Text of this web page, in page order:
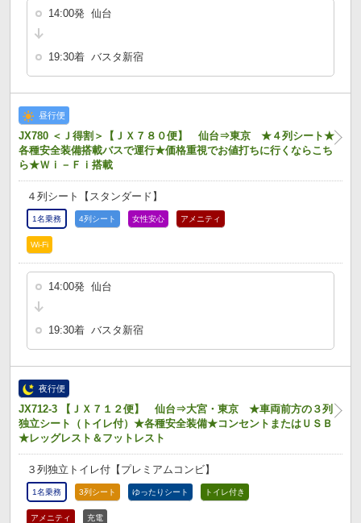
14:00発 仙台
19:30着 バスタ新宿
昼行便
JX780 ＜Ｊ得割＞【ＪＸ７８０便】 仙台⇒東京 ★４列シート★
各種安全装備搭載バスで運行★価格重視でお値打ちに行くならこち
ら★Ｗｉ－Ｆｉ搭載
４列シート【スタンダード】
1名乗務 4列シート 女性安心 アメニティ
Wi-Fi
14:00発 仙台
19:30着 バスタ新宿
夜行便
JX712-3 【ＪＸ７１２便】 仙台⇒大宮・東京 ★車両前方の３列
独立シート（トイレ付）★各種安全装備★コンセントまたはＵＳＢ
★レッグレスト＆フットレスト
３列独立トイレ付【プレミアムコンビ】
1名乗務 3列シート ゆったりシート トイレ付き
アメニティ 充電